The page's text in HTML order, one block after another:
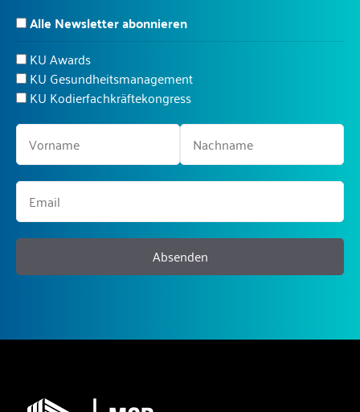
Alle Newsletter abonnieren
KU Awards
KU Gesundheitsmanagement
KU Kodierfachkräftekongress
Absenden